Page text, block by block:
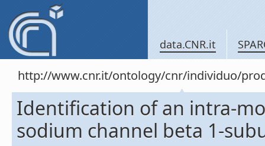
data.CNR.it
http://www.cnr.it/ontology/cnr/individuo/
Identification of an intra-
sodium channel beta 1-